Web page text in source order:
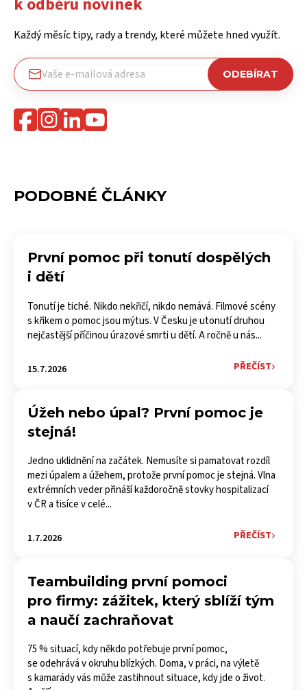
Každý měsíc tipy, rady a trendy, které můžete hned využít.
PODOBNÉ ČLÁNKY
První pomoc při tonutí dospělých
i dětí
Tonutí je tiché. Nikdo nekřičí, nikdo nemává. Filmové scény
s křikem o pomoc jsou mýtus. V Česku je utonutí druhou
nejčastější příčinou úrazové smrti u dětí. A ročně u nás...
15.7.2026 PŘEČÍST
Úžeh nebo úpal? První pomoc je
stejná!
Jedno uklidnění na začátek. Nemusíte si pamatovat rozdíl
mezi úpalem a úžehem, protože první pomoc je stejná. Vlna
extrémních veder přináší každoročně stovky hospitalizací
v ČR a tisíce v celé...
1.7.2026 PŘEČÍST
Teambuilding první pomoci
pro firmy: zážitek, který sblíží tým
a naučí zachraňovat
75 % situací, kdy někdo potřebuje první pomoc,
se odehrává v okruhu blízkých. Doma, v práci, na výletě
s kamarády vás může zastihnout situace, kdy jde o život.